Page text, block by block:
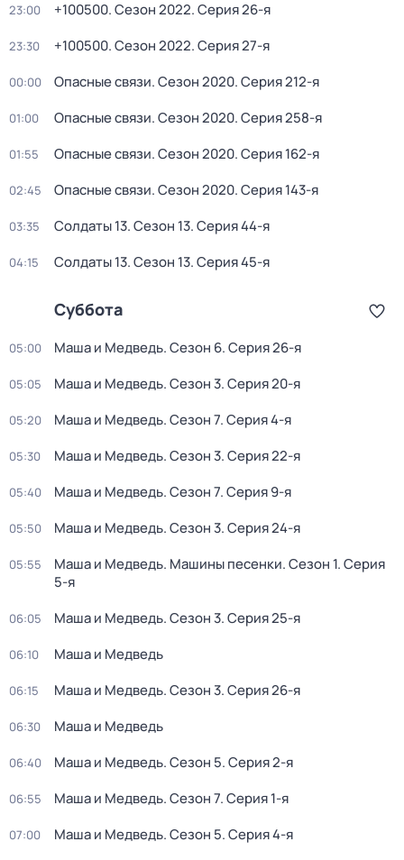
23:00 +100500. Сезон 2022. Серия 26-я
23:30 +100500. Сезон 2022. Серия 27-я
00:00 Опасные связи. Сезон 2020. Серия 212-я
01:00 Опасные связи. Сезон 2020. Серия 258-я
01:55 Опасные связи. Сезон 2020. Серия 162-я
02:45 Опасные связи. Сезон 2020. Серия 143-я
03:35 Солдаты 13. Сезон 13. Серия 44-я
04:15 Солдаты 13. Сезон 13. Серия 45-я
Суббота
05:00 Маша и Медведь. Сезон 6. Серия 26-я
05:05 Маша и Медведь. Сезон 3. Серия 20-я
05:20 Маша и Медведь. Сезон 7. Серия 4-я
05:30 Маша и Медведь. Сезон 3. Серия 22-я
05:40 Маша и Медведь. Сезон 7. Серия 9-я
05:50 Маша и Медведь. Сезон 3. Серия 24-я
05:55 Маша и Медведь. Машины песенки. Сезон 1. Серия
5-я
06:05 Маша и Медведь. Сезон 3. Серия 25-я
06:10 Маша и Медведь
06:15 Маша и Медведь. Сезон 3. Серия 26-я
06:30 Маша и Медведь
06:40 Маша и Медведь. Сезон 5. Серия 2-я
06:55 Маша и Медведь. Сезон 7. Серия 1-я
07:00 Маша и Медведь. Сезон 5. Серия 4-я